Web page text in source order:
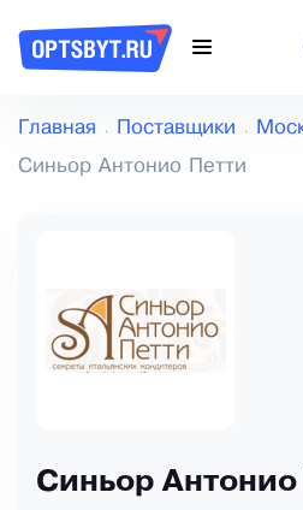
Главная Поставщики
Синьор Антонио Петти
Синьор Антонио